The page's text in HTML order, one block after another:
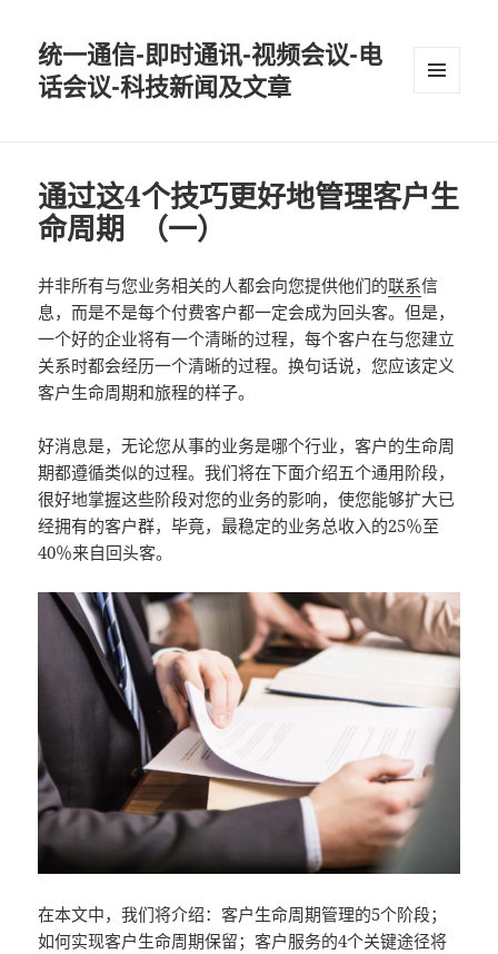
统一通信-即时通讯-视频会议-电
话会议-科技新闻及文章
通过这4个技巧更好地管理客户生
命周期 （一）
并非所有与您业务相关的人都会向您提供他们的联系信
息，而是不是每个付费客户都一定会成为回头客。但是，
一个好的企业将有一个清晰的过程，每个客户在与您建立
关系时都会经历一个清晰的过程。换句话说，您应该定义
客户生命周期和旅程的样子。
好消息是，无论您从事的业务是哪个行业，客户的生命周
期都遵循类似的过程。我们将在下面介绍五个通用阶段，
很好地掌握这些阶段对您的业务的影响，使您能够扩大已
经拥有的客户群，毕竟，最稳定的业务总收入的25％至
40％来自回头客。
在本文中，我们将介绍：客户生命周期管理的5个阶段；
如何实现客户生命周期保留；客户服务的4个关键途径将